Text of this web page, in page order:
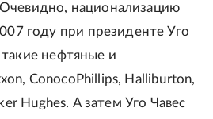
национализацию
году при президенте Уго
такие нефтяные и
ConocoPhillips, Halliburton,
Hughes. А затем Уго Чавес